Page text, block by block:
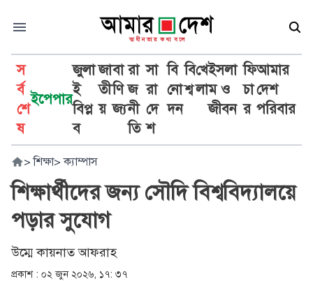
স
র্ব
শে
ষ
ইপেপার
জুলা
ই
বিপ্ল
ব
জা
তী
য়
বা
ণি
জ্য
রা
জ
নী
তি
সা
রা
দে
শ
বি
নো
দন
বি
শ্ব
খে
লা
ইসলা
ম ও
জীবন
ফি
চা
র
আমার
দেশ
পরিবার
> শিক্ষা> ক্যাম্পাস
শিক্ষার্থীদের জন্য সৌদি বিশ্ববিদ্যালয়ে
পড়ার সুযোগ
উম্মে কায়নাত আফরাহ
প্রকাশ : ০২ জুন ২০২৬, ১৭: ৩৭